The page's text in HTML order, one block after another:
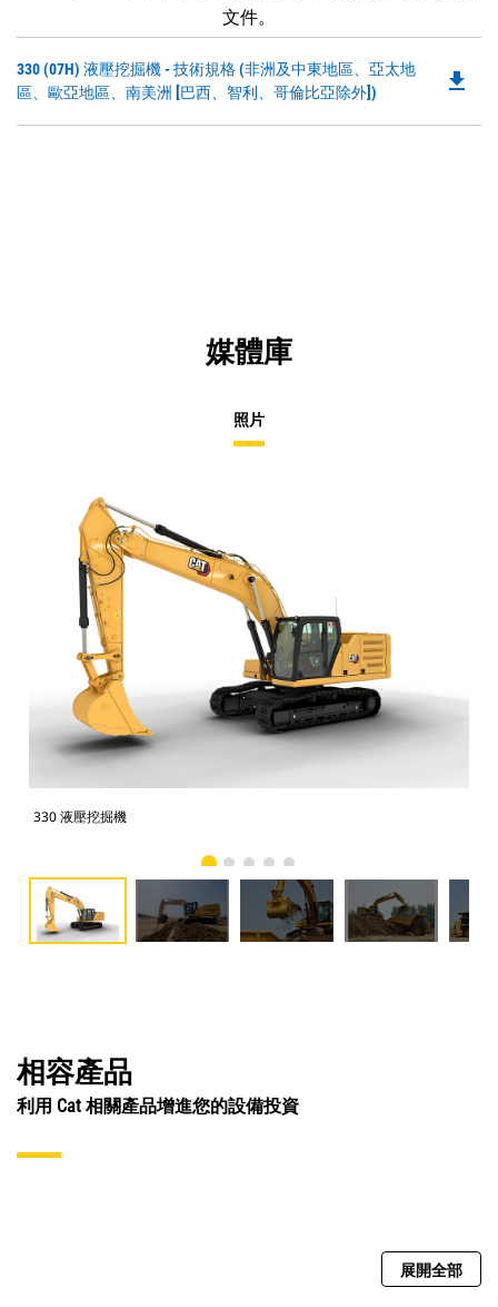
文件。
330 (07H) 液壓挖掘機 - 技術規格 (非洲及中東地區、亞太地
區、歐亞地區、南美洲 [巴西、智利、哥倫比亞除外])
file_download
媒體庫
照片
330 液壓挖掘機
相容產品
利用 Cat 相關產品增進您的設備投資
展開全部